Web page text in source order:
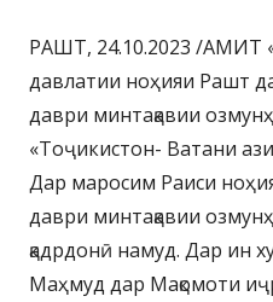
РАШТ, 24.10.2023 /АМИТ
давлатии ноҳияи Рашт
даври минтақавии
«Тоҷикистон- Ватани
Дар маросим Раиси
даври минтақавии
қадрдонӣ намуд. Дар ин
Маҳмуд дар Мақомоти